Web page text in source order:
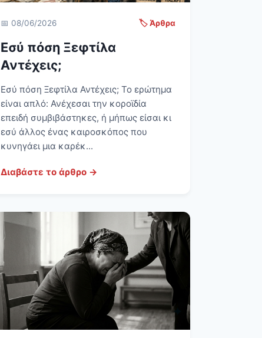
📅 08/06/2026 🏷️ Άρθρα
Εσύ πόση Ξεφτίλα
Αντέχεις;
Εσύ πόση Ξεφτίλα Αντέχεις; Το ερώτημα
είναι απλό: Ανέχεσαι την κοροϊδία
επειδή συμβιβάστηκες, ή μήπως είσαι κι
εσύ άλλος ένας καιροσκόπος που
κυνηγάει μια καρέκ...
Διαβάστε το άρθρο →